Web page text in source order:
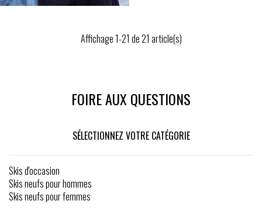
Affichage 1-21 de 21 article(s)
FOIRE AUX QUESTIONS
SÉLECTIONNEZ VOTRE CATÉGORIE
Skis d'occasion
Skis neufs pour hommes
Skis neufs pour femmes